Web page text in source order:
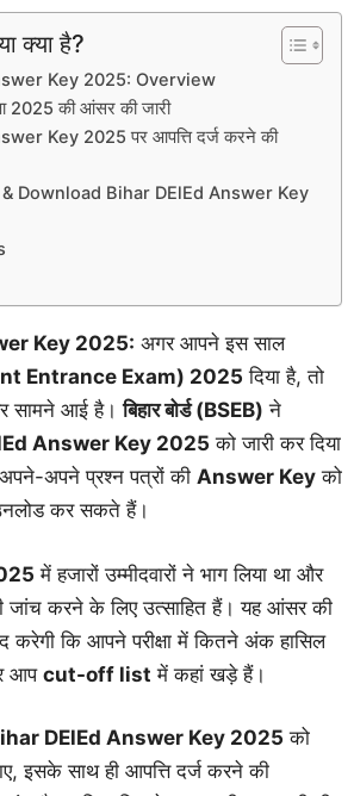
क्या है?
Key 2025: Overview
2025 की आंसर की जारी
Key 2025 पर आपत्ति दर्ज करने की
Download Bihar DElEd Answer Key
Key 2025: अगर आपने इस साल
Entrance Exam) 2025 दिया है, तो
सामने आई है।बिहार बोर्ड (BSEB) ने
Answer Key 2025 को जारी कर दिया
अपने प्रश्न पत्रों की Answer Key को
कर सकते हैं।
में हजारों उम्मीदवारों ने भाग लिया था और
जांच करने के लिए उत्साहित हैं। यह आंसर की
कि आपने परीक्षा में कितने अंक हासिल
आप cut-off list में कहां खड़े हैं।
DElEd Answer Key 2025 को
इसके साथ ही आपत्ति दर्ज करने की